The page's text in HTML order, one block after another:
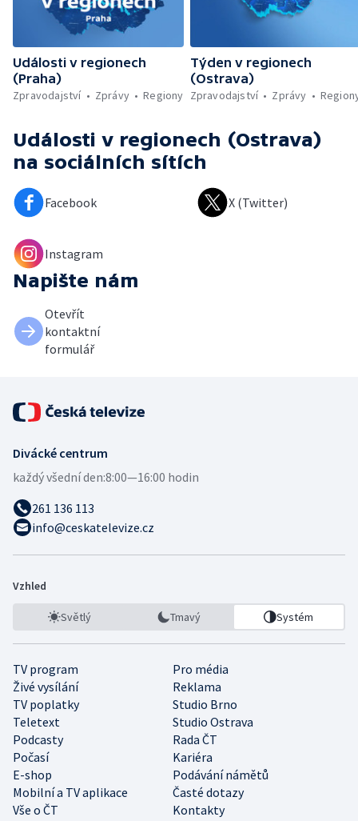
Události v regionech
(Praha)
Zpravodajství
Zprávy Regiony
Týden v regionech
(Ostrava)
Zpravodajství
Zprávy
Události v regionech (Ostrava)
na sociálních sítích
Facebook X (Twitter)
Instagram
Napište nám
Otevřít
kontaktní
formulář
Divácké centrum
každý všední den:8:00—16:00 hodin
261 136 113
info@ceskatelevize.cz
Vzhled
Světlý Tmavý Systém
TV program
Pro média
Živé vysílání
Reklama
TV poplatky
Studio Brno
Teletext
Studio Ostrava
Podcasty
Rada ČT
Počasí
Kariéra
E-shop
Podávání námětů
Mobilní a TV aplikace
Časté dotazy
Vše o ČT
Kontakty